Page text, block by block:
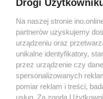
Na naszej stronie
partnerów uzyskujemy
urządzeniu oraz
unikalne identyfikatory,
przez urządzenie czy
spersonalizowanych
pomiar reklam i treści,
usług. Za zgodą